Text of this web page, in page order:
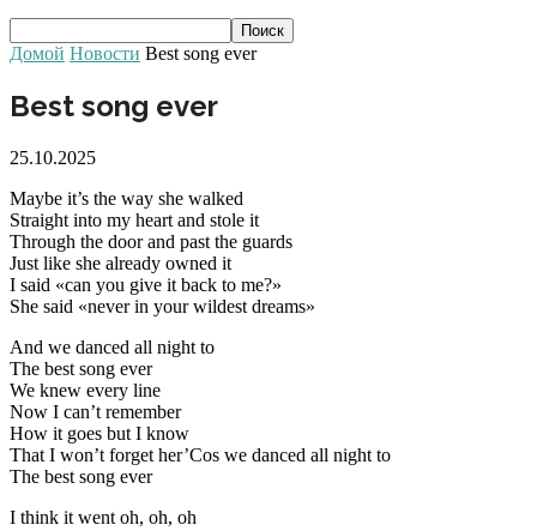
Домой Новости Best song ever
Best song ever
25.10.2025
Maybe it’s the way she walked
Straight into my heart and stole it
Through the door and past the guards
Just like she already owned it
I said «can you give it back to me?»
She said «never in your wildest dreams»
And we danced all night to
The best song ever
We knew every line
Now I can’t remember
How it goes but I know
That I won’t forget her’Cos we danced all night to
The best song ever
I think it went oh, oh, oh